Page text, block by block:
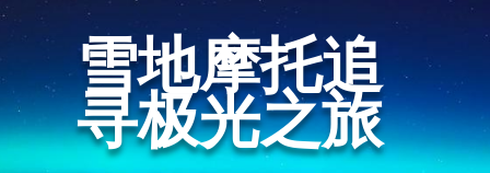
雪地摩托追
寻极光之旅